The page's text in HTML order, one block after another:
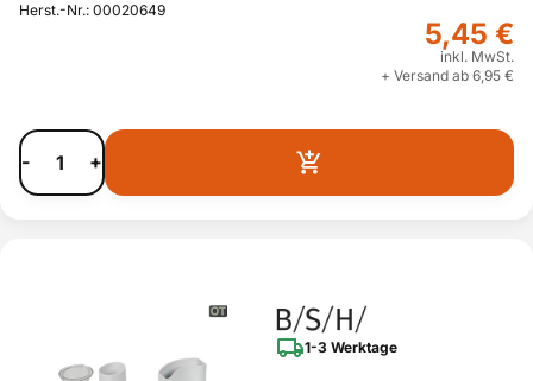
Herst.-Nr.: 00020649
5,45 €
inkl. MwSt.
+ Versand ab 6,95 €
- +
1-3 Werktage